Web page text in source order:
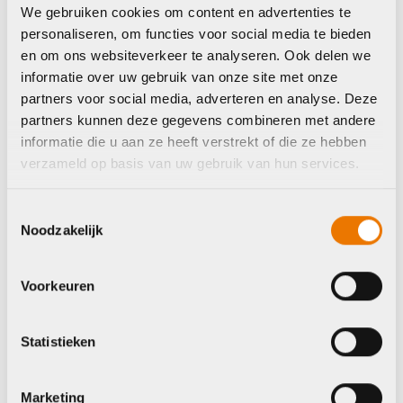
We gebruiken cookies om content en advertenties te
personaliseren, om functies voor social media te bieden
en om ons websiteverkeer te analyseren. Ook delen we
informatie over uw gebruik van onze site met onze
partners voor social media, adverteren en analyse. Deze
partners kunnen deze gegevens combineren met andere
informatie die u aan ze heeft verstrekt of die ze hebben
verzameld op basis van uw gebruik van hun services.
Noodzakelijk
Voorkeuren
Statistieken
Marketing
€170,00
Oorspronkelijke
prijs
was:
€170,00.
€150,00
Huidige
prijs
is:
€150,00.
Agu tech rain
jacket commuter
men hi-vis & reflect
€205,00